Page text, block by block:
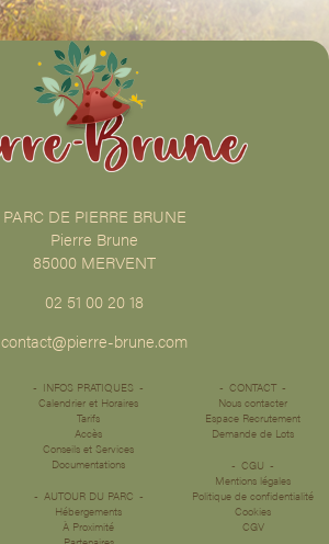
PARC DE PIERRE BRUNE
Pierre Brune
85000 MERVENT
02 51 00 20 18
contact@pierre-brune.com
INFOS PRATIQUES
Calendrier et Horaires
Tarifs
Accès
Conseils et Services
Documentations
AUTOUR DU PARC
Hébergements
À Proximité
CONTACT
Nous contacter
Espace Recrutement
Demande de Lots
CGU
Mentions légales
Politique de confidentialité
Cookies
CGV